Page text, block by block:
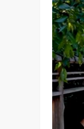
fortune.
Enfin,
Paix,
Torii
Le